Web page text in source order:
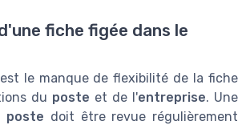
fiche figée dans le
le manque de flexibilité de la fiche
du poste et de l'entreprise. Une
poste doit être revue régulièrement